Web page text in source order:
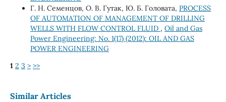
Г. Н. Семенцов, О. В. Гутак, Ю. Б. Головата, PROCESS
OF AUTOMATION OF MANAGEMENT OF DRILLING
WELLS WITH FLOW CONTROL FLUID , Oil and Gas
Power Engineering: No. 1(17) (2012): OIL AND GAS
POWER ENGINEERING
1 2 3 > >>
Similar Articles